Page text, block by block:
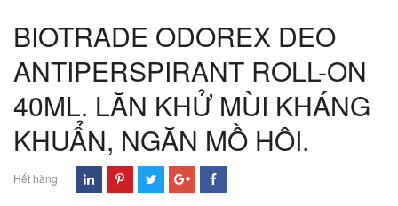
BIOTRADE ODOREX DEO
ANTIPERSPIRANT ROLL-ON
40ML. LĂN KHỬ MÙI KHÁNG
KHUẨN, NGĂN MỒ HÔI.
Hết hàng